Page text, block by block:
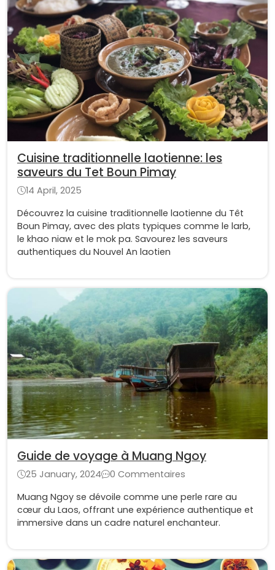
Cuisine traditionnelle laotienne: les
saveurs du Tet Boun Pimay
14 April, 2025
Découvrez la cuisine traditionnelle laotienne du Têt
Boun Pimay, avec des plats typiques comme le larb,
le khao niaw et le mok pa. Savourez les saveurs
authentiques du Nouvel An laotien
Guide de voyage à Muang Ngoy
25 January, 2024
0 Commentaires
Muang Ngoy se dévoile comme une perle rare au
cœur du Laos, offrant une expérience authentique et
immersive dans un cadre naturel enchanteur.